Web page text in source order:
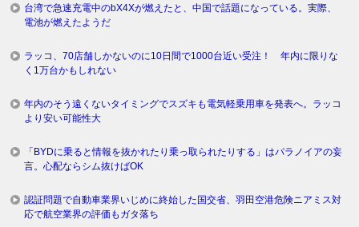
台湾で急速充電中のbX4Xが燃えたと、中国で話題になっている。実際、
電池が燃えたようだ
ラッコ、70店舗しかないのに10日間で1000台近い受注！ 年内に限りな
く1万台かもしれない
年内のそう遠くないタイミングでスズキも電気軽乗用車を発表へ。ラッコ
より安い可能性大
「BYDに乗ると情報を抜かれたり乗っ取られたりする」はパラノイアの妄
言。心配ならシム抜けばOK
認証問題で自動車業界いじめに終始した国交省、羽田空港危険ニアミス対
応で航空業界の評価もガタ落ち